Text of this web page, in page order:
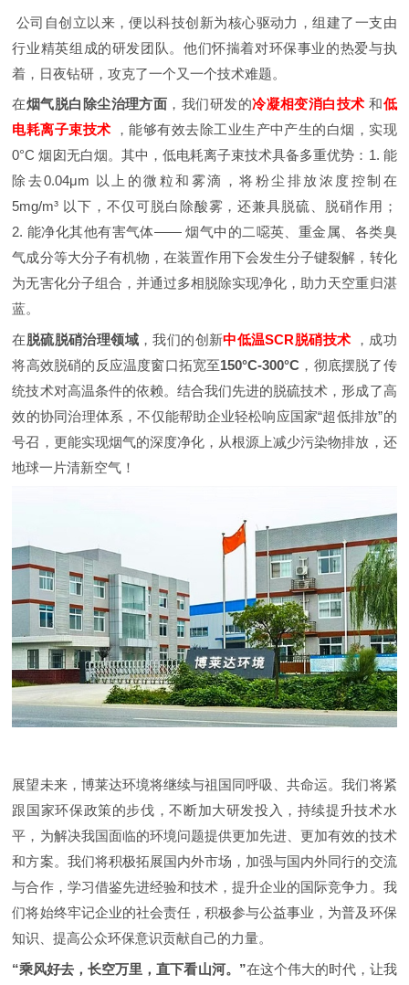
公司自创立以来，便以科技创新为核心驱动力，组建了一支由
行业精英组成的研发团队。他们怀揣着对环保事业的热爱与执
着，日夜钻研，攻克了一个又一个技术难题。
在烟气脱白除尘治理方面 ，我们研发的冷凝相变消白技术 和低
电耗离子束技术
，能够有效去除工业生产中产生的白烟，实现
0°C 烟囱无白烟。其中，低电耗离子束技术具备多重优势：1. 能
除去0.04μm 以上的微粒和雾滴，将粉尘排放浓度控制在
5mg/m³ 以下，不仅可脱白除酸雾，还兼具脱硫、脱硝作用；
2. 能净化其他有害气体—— 烟气中的二噁英、重金属、各类臭
气成分等大分子有机物，在装置作用下会发生分子键裂解，转化
为无害化分子组合，并通过多相脱除实现净化，助力天空重归湛
蓝。
在脱硫脱硝治理领域，我们的创新中低温SCR脱硝技术
，成功
将高效脱硝的反应温度窗口拓宽至150°C-300°C ，彻底摆脱了传
统技术对高温条件的依赖。结合我们先进的脱硫技术，形成了高
效的协同治理体系，不仅能帮助企业轻松响应国家“超低排放”的
号召，更能实现烟气的深度净化，从根源上减少污染物排放，还
地球一片清新空气！
展望未来，博莱达环境将继续与祖国同呼吸、共命运。我们将紧
跟国家环保政策的步伐，不断加大研发投入，持续提升技术水
平，为解决我国面临的环境问题提供更加先进、更加有效的技术
和方案。我们将积极拓展国内外市场，加强与国内外同行的交流
与合作，学习借鉴先进经验和技术，提升企业的国际竞争力。我
们将始终牢记企业的社会责任，积极参与公益事业，为普及环保
知识、提高公众环保意识贡献自己的力量。
“乘风好去，长空万里，直下看山河。”在这个伟大的时代，让我